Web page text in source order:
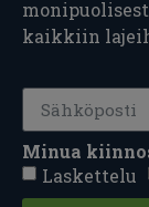
kaikkiin
Minua
Laskettelu